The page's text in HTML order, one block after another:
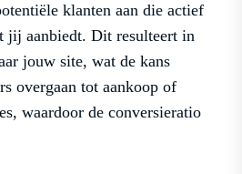
klanten aan die actief
jij aanbiedt. Dit resulteert in
jouw site, wat de kans
overgaan tot aankoop of
waardoor de conversieratio